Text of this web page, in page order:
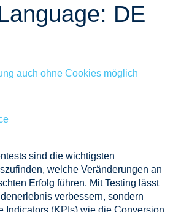
DE
auch ohne Cookies möglich
sind die wichtigsten
welche Veränderungen an
Erfolg führen. Mit Testing lässt
verbessern, sondern